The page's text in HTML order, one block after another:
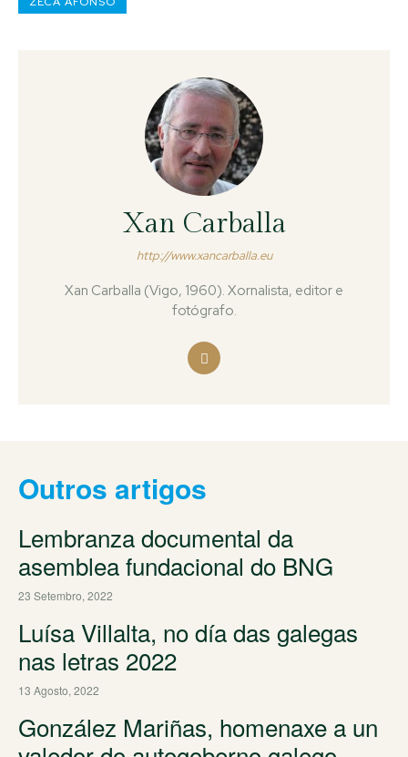
Xan Carballa
http://www.xancarballa.eu
Xan Carballa (Vigo, 1960). Xornalista, editor e
fotógrafo.
Outros artigos
Lembranza documental da
asemblea fundacional do BNG
23 Setembro, 2022
Luísa Villalta, no día das galegas
nas letras 2022
13 Agosto, 2022
González Mariñas, homenaxe a un